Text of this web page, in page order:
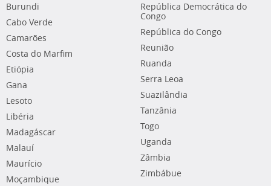
Burundi
Cabo Verde
Camarões
Costa do Marfim
Etiópia
Gana
Lesoto
Libéria
Madagáscar
Malauí
Maurício
Moçambique
República Democrática do
Congo
República do Congo
Reunião
Ruanda
Serra Leoa
Suazilândia
Tanzânia
Togo
Uganda
Zâmbia
Zimbábue